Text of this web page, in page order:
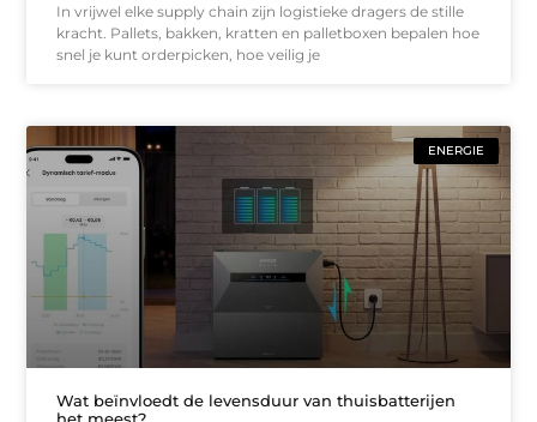
In vrijwel elke supply chain zijn logistieke dragers de stille
kracht. Pallets, bakken, kratten en palletboxen bepalen hoe
snel je kunt orderpicken, hoe veilig je
ENERGIE
Wat beïnvloedt de levensduur van thuisbatterijen
het meest?